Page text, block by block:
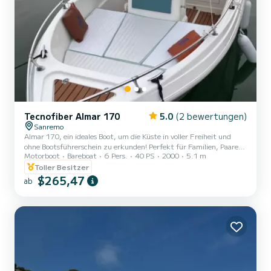
Tecnofiber Almar 170 5.0 (2 bewertungen)
Sanremo
Almar 170, ein ideales Boot, um die Küste in voller Freiheit und
ohne Bootsführerschein zu erkunden! Perfekt für Familien, Paare
oder Freundesgruppen, unser Almar 170 vereint Praktikabilität,
Komfort und erstaunliche Leistung. Motor Honda 40/60 PS 4-Takt
Ausgestattet mit Sonnenverdeck, Badeleiter, Sonnendeck,
kompletter Polsterung, Radio, Bluetooth und Echolot
Motorboot Bareboat 6 Pers. 40 PS 2000
5.1 m
Toller Besitzer
ab $265,47